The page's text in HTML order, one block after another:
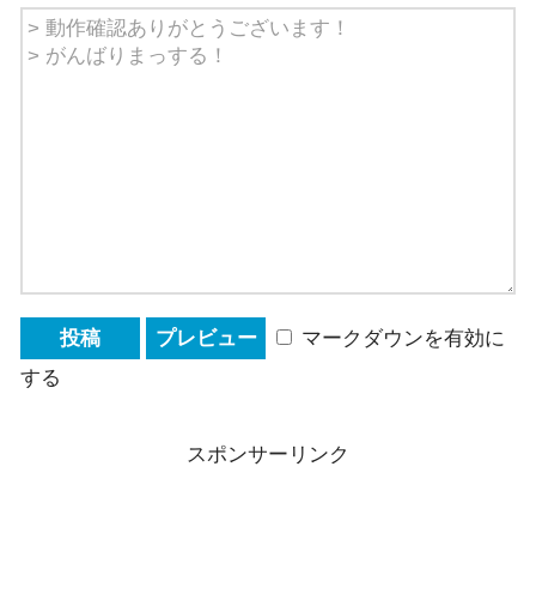
マークダウンを有効に
する
スポンサーリンク